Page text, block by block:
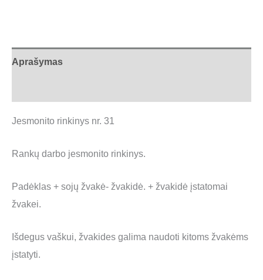
Aprašymas
Jesmonito rinkinys nr. 31
Rankų darbo jesmonito rinkinys.
Padėklas + sojų žvakė- žvakidė. + žvakidė įstatomai
žvakei.
Išdegus vaškui, žvakides galima naudoti kitoms žvakėms
įstatyti.